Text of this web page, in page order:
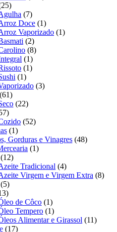
2525
produtos
77
produtos
Doce 11
produto
Vaporizado 11
22
produtos
88
11
produto
11
11
produto
33
6161
produtos
2222
57
produtos
5252
11
produto
Gorduras e Vinagres 4848
11
1212
produtos
Tradicional 44
produtos
Virgem e Virgem Extra 88
55
produtos
13
produtos
de Côco 11
produto
Tempero 11
produto
Alimentar e Girassol 1111
1717